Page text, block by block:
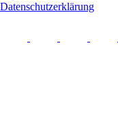
Datenschutzerklärung